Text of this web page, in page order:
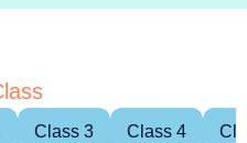
Class 3 Class 4